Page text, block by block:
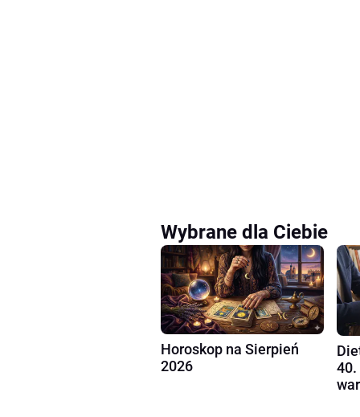
Wybrane dla Ciebie
Horoskop na Sierpień
2026
40.